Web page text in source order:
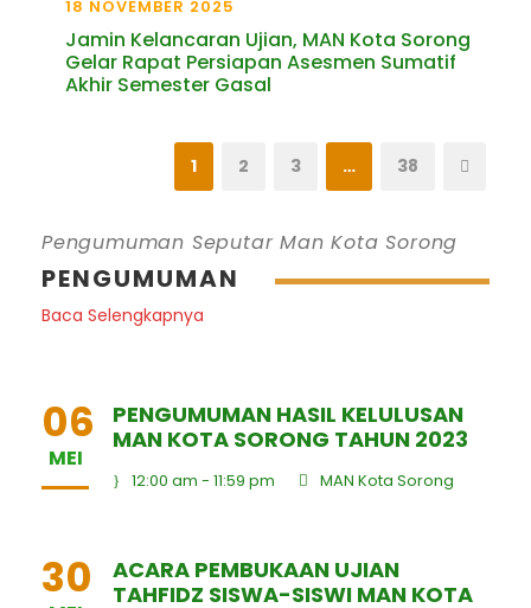
18 NOVEMBER 2025
Jamin Kelancaran Ujian, MAN Kota Sorong
Gelar Rapat Persiapan Asesmen Sumatif
Akhir Semester Gasal
1 2 3 … 38
Pengumuman Seputar Man Kota Sorong
PENGUMUMAN
Baca Selengkapnya
06
MEI
PENGUMUMAN HASIL KELULUSAN
MAN KOTA SORONG TAHUN 2023
12:00 am - 11:59 pm MAN Kota Sorong
30
ACARA PEMBUKAAN UJIAN
TAHFIDZ SISWA-SISWI MAN KOTA